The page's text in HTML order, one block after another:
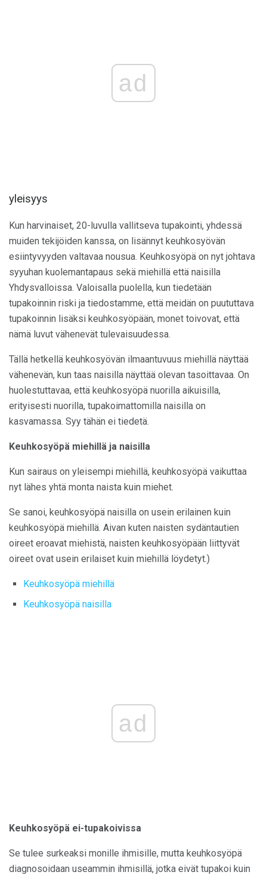
ad
yleisyys
Kun harvinaiset, 20-luvulla vallitseva tupakointi, yhdessä
muiden tekijöiden kanssa, on lisännyt keuhkosyövän
esiintyvyyden valtavaa nousua. Keuhkosyöpä on nyt johtava
syyuhan kuolemantapaus sekä miehillä että naisilla
Yhdysvalloissa. Valoisalla puolella, kun tiedetään
tupakoinnin riski ja tiedostamme, että meidän on puututtava
tupakoinnin lisäksi keuhkosyöpään, monet toivovat, että
nämä luvut vähenevät tulevaisuudessa.
Tällä hetkellä keuhkosyövän ilmaantuvuus miehillä näyttää
vähenevän, kun taas naisilla näyttää olevan tasoittavaa. On
huolestuttavaa, että keuhkosyöpä nuorilla aikuisilla,
erityisesti nuorilla, tupakoimattomilla naisilla on
kasvamassa. Syy tähän ei tiedetä.
Keuhkosyöpä miehillä ja naisilla
Kun sairaus on yleisempi miehillä, keuhkosyöpä vaikuttaa
nyt lähes yhtä monta naista kuin miehet.
Se sanoi, keuhkosyöpä naisilla on usein erilainen kuin
keuhkosyöpä miehillä. Aivan kuten naisten sydäntautien
oireet eroavat miehistä, naisten keuhkosyöpään liittyvät
oireet ovat usein erilaiset kuin miehillä löydetyt.)
Keuhkosyöpä miehillä
Keuhkosyöpä naisilla
ad
Keuhkosyöpä ei-tupakoivissa
Se tulee surkeaksi monille ihmisille, mutta keuhkosyöpä
diagnosoidaan useammin ihmisillä, jotka eivät tupakoi kuin